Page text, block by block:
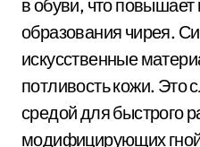
в обуви, что повышает
образования чирея.
искусственные
потливость кожи. Это
средой для быстрого
модифицирующих